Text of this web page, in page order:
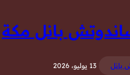
بانل مكة
بانل 13 يوليو، 2026